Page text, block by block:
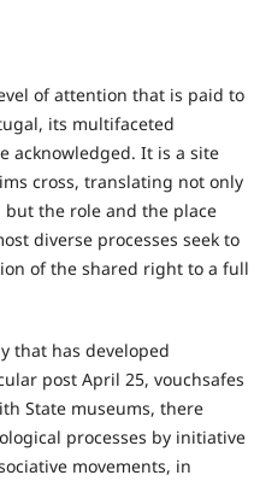
of attention that is paid to
its multifaceted
acknowledged. It is a site
cross, translating not only
but the role and the place
diverse processes seek to
of the shared right to a full
that has developed
post April 25, vouchsafes
State museums, there
processes by initiative
movements, in